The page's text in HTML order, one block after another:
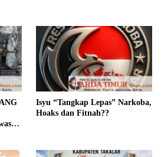
Isyu “Tangkap Lepas” Narkoba,
Hoaks dan Fitnah??